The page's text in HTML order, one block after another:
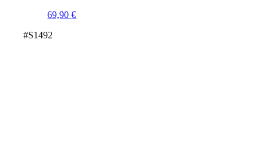
69,90€
#S1492